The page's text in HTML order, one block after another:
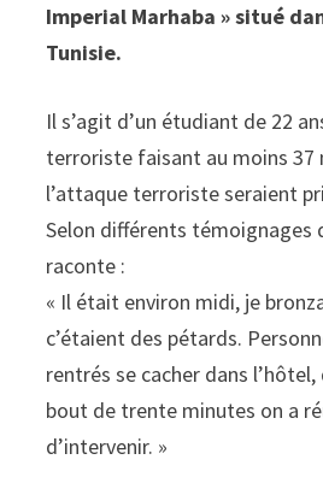
Imperial Marhaba » situé
Tunisie.
Il s’agit d’un étudiant de 22
terroriste faisant au moins 37
l’attaque terroriste seraient
Selon différents témoignages
raconte :
« Il était environ midi, je
c’étaient des pétards.
rentrés se cacher dans
bout de trente minutes on a
d’intervenir. »